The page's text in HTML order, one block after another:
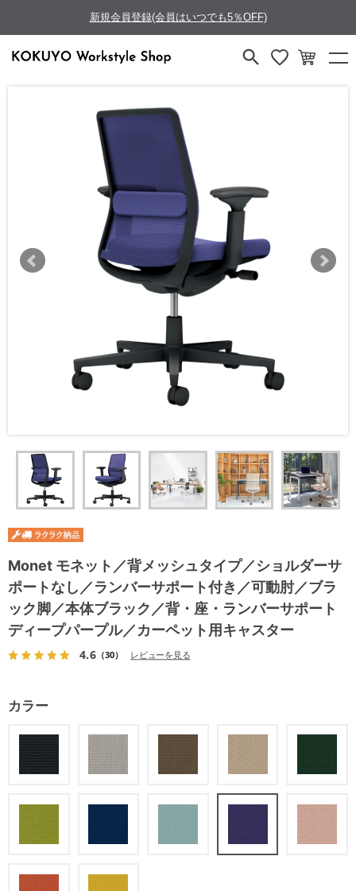
新規会員登録(会員はいつでも5％OFF)
Monet モネット／背メッシュタイプ／ショルダーサ
ポートなし／ランバーサポート付き／可動肘／ブラ
ック脚／本体ブラック／背・座・ランバーサポート
ディープパープル／カーペット用キャスター
4.6（30） レビューを見る
カラー